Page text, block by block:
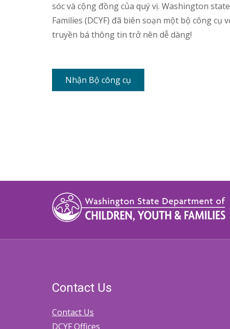
sóc và cộng đồng của quý vị. Washington
Families (DCYF) đã biên soạn một bộ công cụ
truyền bá thông tin trở nên dễ dàng!
Nhận Bộ công cụ
Contact Us
Contact Us
DCYF Offices